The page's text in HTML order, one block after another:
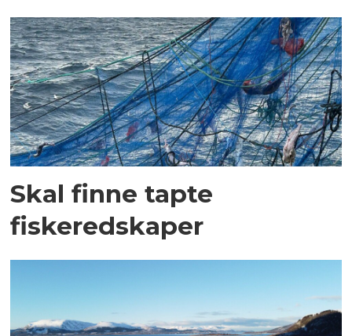
Skal finne tapte
fiskeredskaper